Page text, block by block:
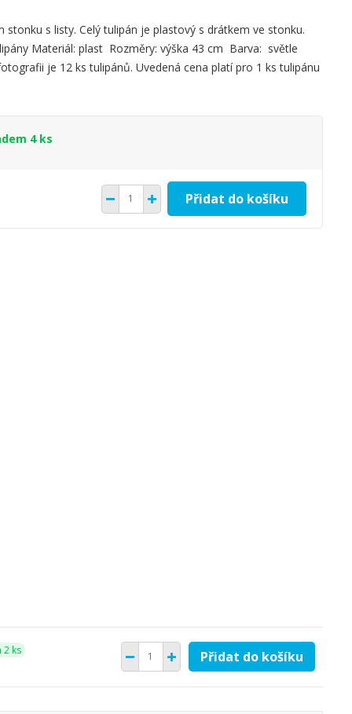
stonku s listy. Celý tulipán je plastový s drátkem ve stonku.
Materiál: plast Rozměry: výška 43 cm Barva: světle
je 12 ks tulipánů. Uvedená cena platí pro 1 ks tulipánu
4 ks
Přidat do košíku
2 ks Přidat do košíku